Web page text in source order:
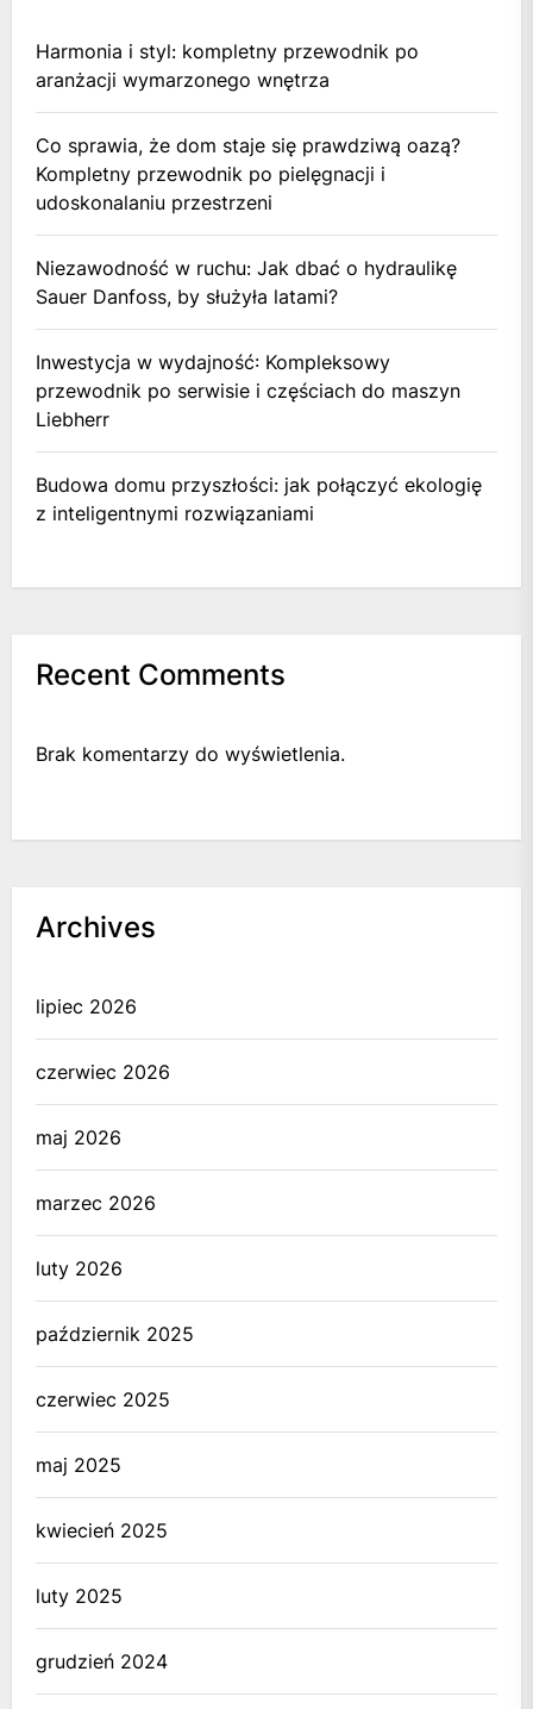
Harmonia i styl: kompletny przewodnik po
aranżacji wymarzonego wnętrza
Co sprawia, że dom staje się prawdziwą oazą?
Kompletny przewodnik po pielęgnacji i
udoskonalaniu przestrzeni
Niezawodność w ruchu: Jak dbać o hydraulikę
Sauer Danfoss, by służyła latami?
Inwestycja w wydajność: Kompleksowy
przewodnik po serwisie i częściach do maszyn
Liebherr
Budowa domu przyszłości: jak połączyć ekologię
z inteligentnymi rozwiązaniami
Recent Comments
Brak komentarzy do wyświetlenia.
Archives
lipiec 2026
czerwiec 2026
maj 2026
marzec 2026
luty 2026
październik 2025
czerwiec 2025
maj 2025
kwiecień 2025
luty 2025
grudzień 2024